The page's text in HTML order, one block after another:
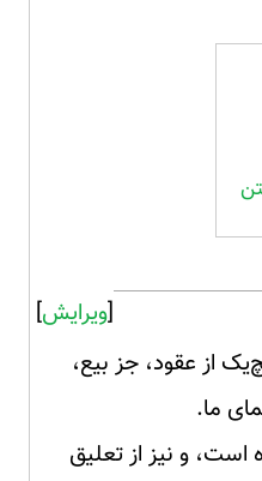
[ویرایش]
از عقود، جز بیع،
ما.
است، و نیز از تعلیق